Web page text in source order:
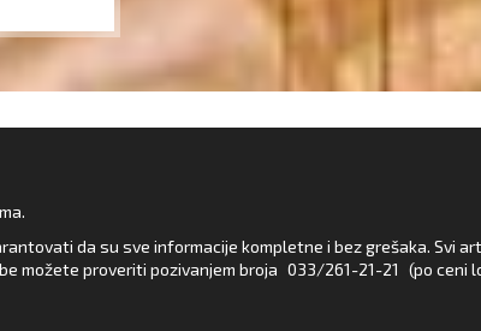
da su sve informacije kompletne i bez grešaka. Svi
možete proveriti pozivanjem broja 033/261-21-21 (po ceni